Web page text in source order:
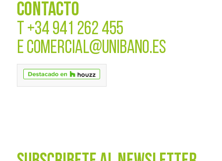
CONTACTO
T +34 941 262 455
E COMERCIAL@UNIBANO.ES